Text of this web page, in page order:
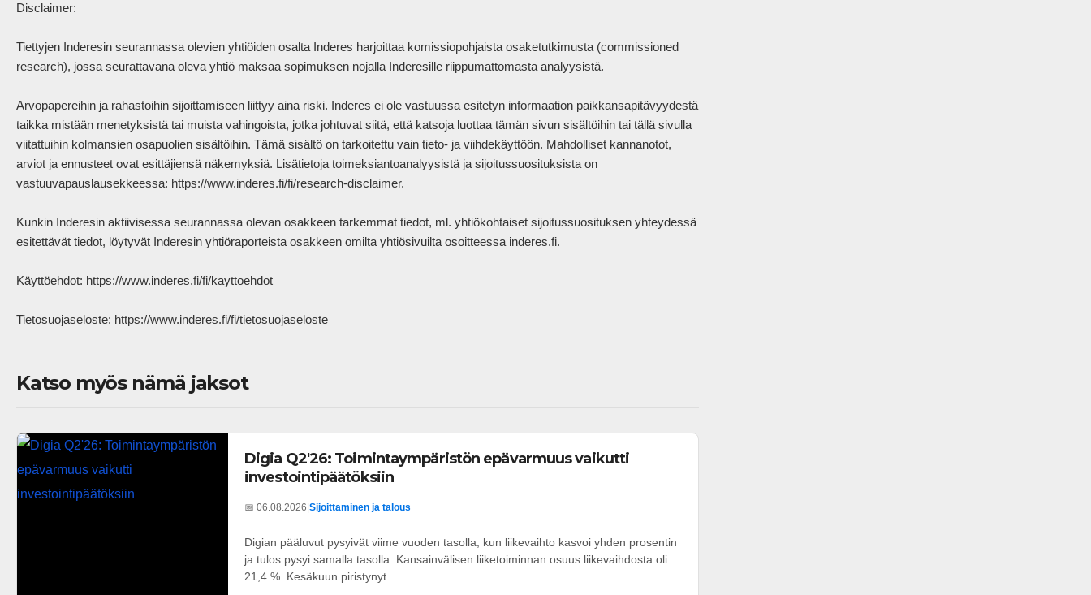
Disclaimer:
Tiettyjen Inderesin seurannassa olevien yhtiöiden osalta Inderes harjoittaa komissiopohjaista osaketutkimusta (commissioned
research), jossa seurattavana oleva yhtiö maksaa sopimuksen nojalla Inderesille riippumattomasta analyysistä.
Arvopapereihin ja rahastoihin sijoittamiseen liittyy aina riski. Inderes ei ole vastuussa esitetyn informaation paikkansapitävyydestä
taikka mistään menetyksistä tai muista vahingoista, jotka johtuvat siitä, että katsoja luottaa tämän sivun sisältöihin tai tällä sivulla
viitattuihin kolmansien osapuolien sisältöihin. Tämä sisältö on tarkoitettu vain tieto- ja viihdekäyttöön. Mahdolliset kannanotot,
arviot ja ennusteet ovat esittäjiensä näkemyksiä. Lisätietoja toimeksiantoanalyysistä ja sijoitussuosituksista on
vastuuvapauslausekkeessa: https://www.inderes.fi/fi/research-disclaimer.
Kunkin Inderesin aktiivisessa seurannassa olevan osakkeen tarkemmat tiedot, ml. yhtiökohtaiset sijoitussuosituksen yhteydessä
esitettävät tiedot, löytyvät Inderesin yhtiöraporteista osakkeen omilta yhtiösivuilta osoitteessa inderes.fi.
Käyttöehdot: https://www.inderes.fi/fi/kayttoehdot
Tietosuojaseloste: https://www.inderes.fi/fi/tietosuojaseloste
Katso myös nämä jaksot
Digia Q2'26: Toimintaympäristön epävarmuus vaikutti
investointipäätöksiin
📅 06.08.2026 Sijoittaminen ja talous
Digian pääluvut pysyivät viime vuoden tasolla, kun liikevaihto kasvoi yhden prosentin
ja tulos pysyi samalla tasolla. Kansainvälisen liiketoiminnan osuus liikevaihdosta oli
21,4 %. Kesäkuun piristynyt...